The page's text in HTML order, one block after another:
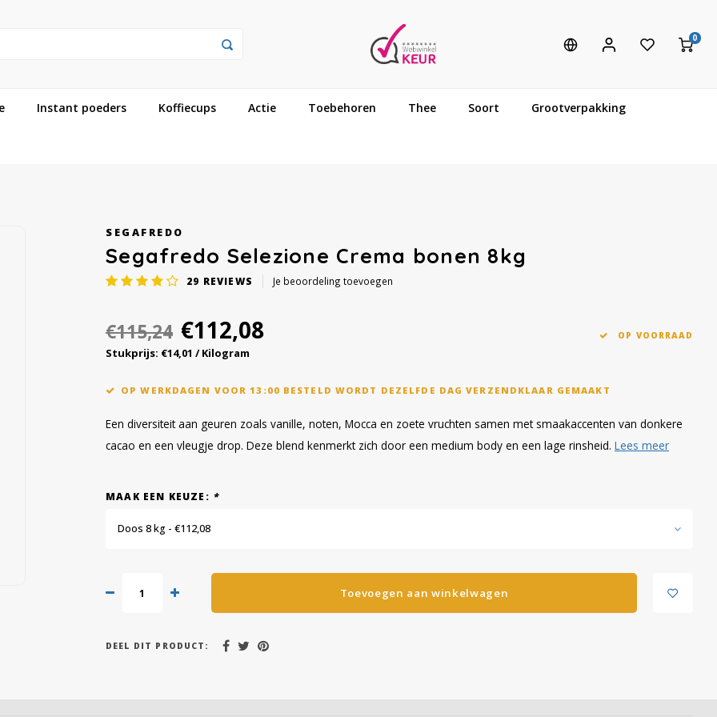
0
Instant poeders Koffiecups Actie Toebehoren Thee Soort Grootverpakking
SEGAFREDO
Segafredo Selezione Crema bonen 8kg
29 REVIEWS Je beoordeling toevoegen
€115,24 €112,08
Stukprijs: €14,01 / Kilogram
OP VOORRAAD
OP WERKDAGEN VOOR 13:00 BESTELD WORDT DEZELFDE DAG VERZENDKLAAR GEMAAKT
Een diversiteit aan geuren zoals vanille, noten, Mocca en zoete vruchten samen met smaakaccenten van donkere
cacao en een vleugje drop. Deze blend kenmerkt zich door een medium body en een lage rinsheid. Lees meer
MAAK EEN KEUZE: *
Doos 8 kg - €112,08
Toevoegen aan winkelwagen
DEEL DIT PRODUCT: